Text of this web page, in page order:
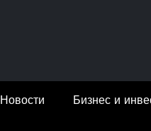
Новости Бизнес и